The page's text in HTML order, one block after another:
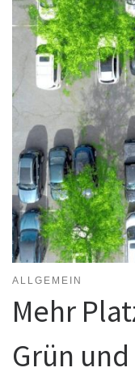
ALLGEMEIN
Mehr
Grün